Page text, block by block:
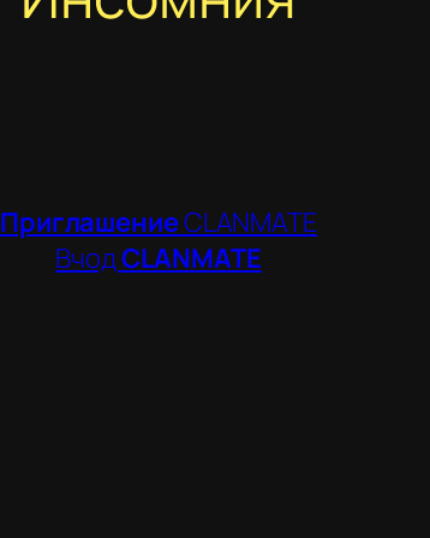
ПриглашениеCLANMATE
ВчодCLANMATE